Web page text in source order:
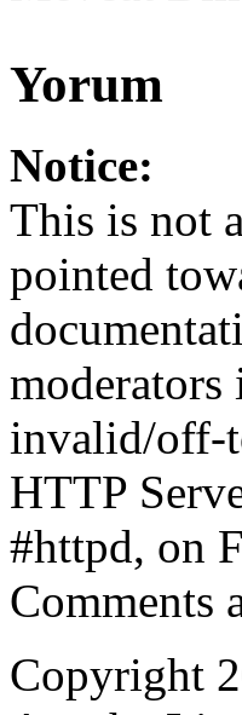
Yorum
Notice:
This is not
pointed
moderators
invalid/off-
HTTP
#httpd, on
Comments
Copyright